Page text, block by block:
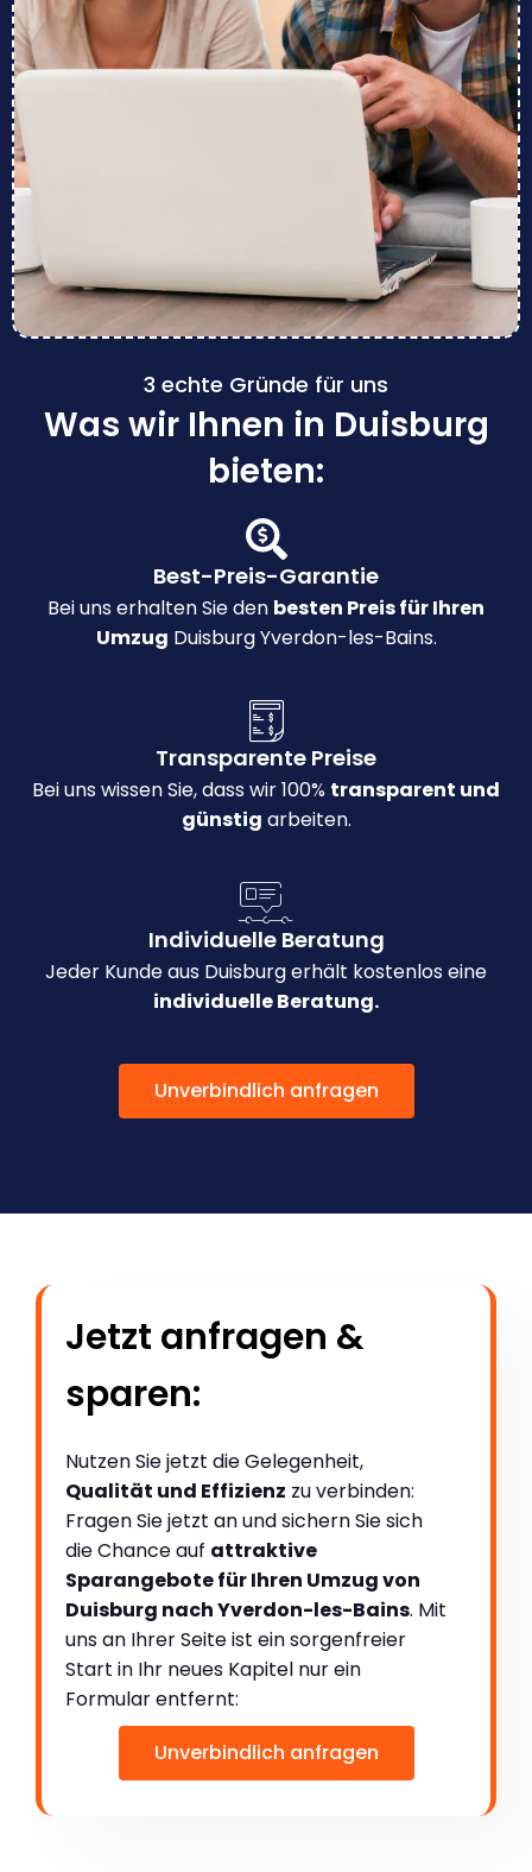
3 echte Gründe für uns
Was wir Ihnen in Duisburg
bieten:
Best-Preis-Garantie
Bei uns erhalten Sie den besten Preis für Ihren
Umzug Duisburg Yverdon-les-Bains.
Transparente Preise
Bei uns wissen Sie, dass wir 100% transparent und
günstig arbeiten.
Individuelle Beratung
Jeder Kunde aus Duisburg erhält kostenlos eine
individuelle Beratung.
Unverbindlich anfragen
Jetzt anfragen &
sparen:
Nutzen Sie jetzt die Gelegenheit,
Qualität und Effizienz zu verbinden:
Fragen Sie jetzt an und sichern Sie sich
die Chance auf attraktive
Sparangebote für Ihren Umzug von
Duisburg nach Yverdon-les-Bains. Mit
uns an Ihrer Seite ist ein sorgenfreier
Start in Ihr neues Kapitel nur ein
Formular entfernt:
Unverbindlich anfragen